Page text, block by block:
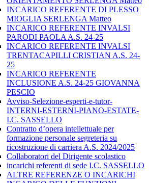
INCARICO REFERENTE DI PLESSO
MIOGLIA SERLENGA Matteo
INCARICO REFERENTE INVALSI
PARODI PAOLA A.S. 24-25
INCARICO REFERENTE INVALSI
TRENTACAPILLI CRISTIAN A.S. 24-
25
INCARICO REFERENTE
INCLUSIONE A.S. 24-25 GIOVANNA
PESCIO
Avviso-Selezione-esperti-e-tutor-
INTERNI-ESTERNI-PIANO-ESTATE-
I.C. SASSELLO
Contratto d’opera intellettuale per
formazione personale segreteria su
ricostruzione di carriera A.S. 2024/2025
Collaboratori del Dirigente scolastico
incarichi referenti di sede I.C. SASSELLO
ALTRE REFERENZE O INCARICHI